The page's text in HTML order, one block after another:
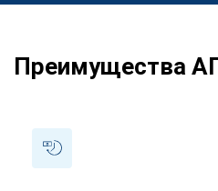
Преимущества